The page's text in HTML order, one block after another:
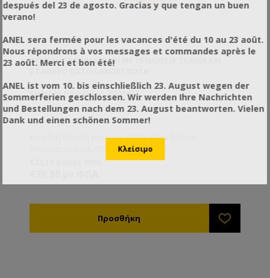
ΚΥΨΈΛΗ ΞΎΛΙΝΗ ΜΟΝΉ ΜΕ 10 ΠΛΑΊΣΙΑ ΞΥΛΙΝΑ ΚΑΙ
Κωδικός προϊόντος: PU51611
Κυψέλη ξύλινη μονή με 10 πλαίσια ξύλινα
ασυρμάτωτα και σταθερό πάτο Lng.
después del 23 de agosto. Gracias y que tengan un buen
verano!
ANEL sera fermée pour les vacances d'été du 10 au 23 août.
Nous répondrons à vos messages et commandes après le
23 août. Merci et bon été!
ANEL ist vom 10. bis einschließlich 23. August wegen der
Sommerferien geschlossen. Wir werden Ihre Nachrichten
und Bestellungen nach dem 23. August beantworten. Vielen
Dank und einen schönen Sommer!